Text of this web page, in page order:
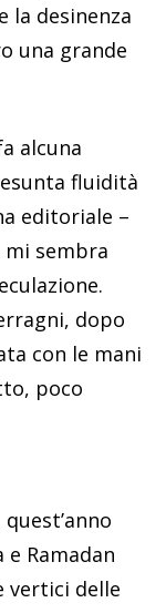
la desinenza
una grande
alcuna
fluidità
editoriale –
sembra
dopo
con le mani
poco
e Ramadan
vertici delle